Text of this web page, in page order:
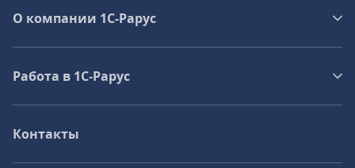
О компании 1C-Рарус
Работа в 1С‑Рарус
Контакты